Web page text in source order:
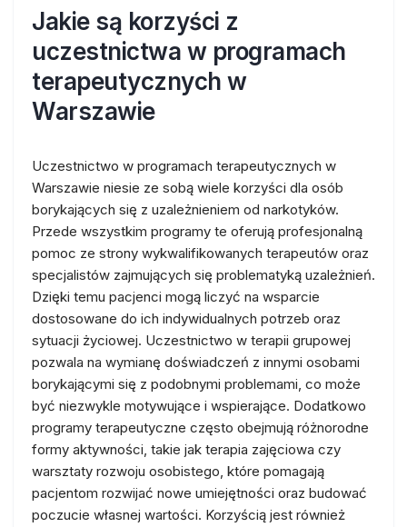
Jakie są korzyści z
uczestnictwa w programach
terapeutycznych w
Warszawie
Uczestnictwo w programach terapeutycznych w
Warszawie niesie ze sobą wiele korzyści dla osób
borykających się z uzależnieniem od narkotyków.
Przede wszystkim programy te oferują profesjonalną
pomoc ze strony wykwalifikowanych terapeutów oraz
specjalistów zajmujących się problematyką uzależnień.
Dzięki temu pacjenci mogą liczyć na wsparcie
dostosowane do ich indywidualnych potrzeb oraz
sytuacji życiowej. Uczestnictwo w terapii grupowej
pozwala na wymianę doświadczeń z innymi osobami
borykającymi się z podobnymi problemami, co może
być niezwykle motywujące i wspierające. Dodatkowo
programy terapeutyczne często obejmują różnorodne
formy aktywności, takie jak terapia zajęciowa czy
warsztaty rozwoju osobistego, które pomagają
pacjentom rozwijać nowe umiejętności oraz budować
poczucie własnej wartości. Korzyścią jest również